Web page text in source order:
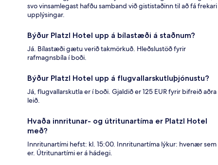
svo vinsamlegast hafðu samband við gististaðinn til að fá frekari
upplýsingar.
Býður Platzl Hotel upp á bílastæði á staðnum?
Já. Bílastæði gætu verið takmörkuð. Hleðslustöð fyrir
rafmagnsbíla í boði.
Býður Platzl Hotel upp á flugvallarskutluþjónustu?
Já, flugvallarskutla er í boði. Gjaldið er 125 EUR fyrir bifreið aðra
leið.
Hvaða innritunar- og útritunartíma er Platzl Hotel
með?
Innritunartími hefst: kl. 15:00. Innritunartíma lýkur: hvenær sem
er. Útritunartími er á hádegi.